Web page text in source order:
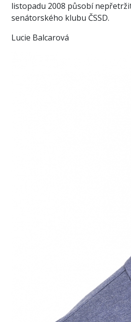
listopadu 2008 působí
senátorského klubu ČSSD.
Lucie Balcarová